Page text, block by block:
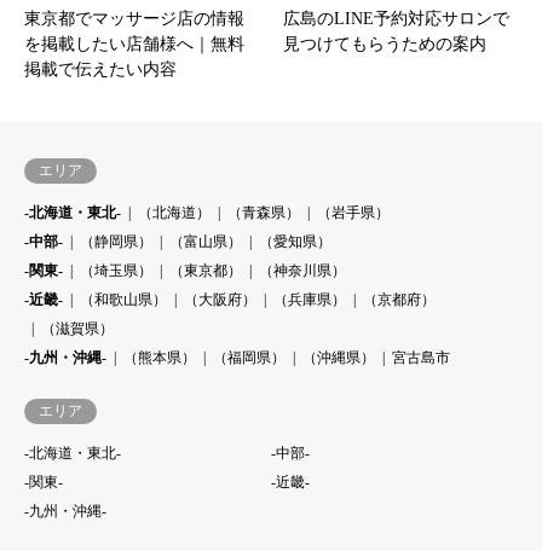
東京都でマッサージ店の情報
を掲載したい店舗様へ｜無料
掲載で伝えたい内容
広島のLINE予約対応サロンで
見つけてもらうための案内
エリア
-北海道・東北- （北海道） （青森県）
（岩手県）
-中部-
（静岡県） （富山県）
（愛知県）
-関東-
（埼玉県） （東京都）
（神奈川県）
-近畿-
（和歌山県） （大阪府） （兵庫県）
（京都府）
（滋賀県）
-九州・沖縄-
（熊本県） （福岡県） （沖縄県） 宮古島市
エリア
-北海道・東北-
-中部-
-関東-
-近畿-
-九州・沖縄-